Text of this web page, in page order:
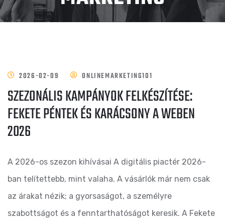
2026-02-09 ONLINEMARKETING101
SZEZONÁLIS KAMPÁNYOK FELKÉSZÍTÉSE:
FEKETE PÉNTEK ÉS KARÁCSONY A WEBEN
2026
A 2026-os szezon kihívásai A digitális piactér 2026-
ban telítettebb, mint valaha. A vásárlók már nem csak
az árakat nézik; a gyorsaságot, a személyre
szabottságot és a fenntarthatóságot keresik. A Fekete